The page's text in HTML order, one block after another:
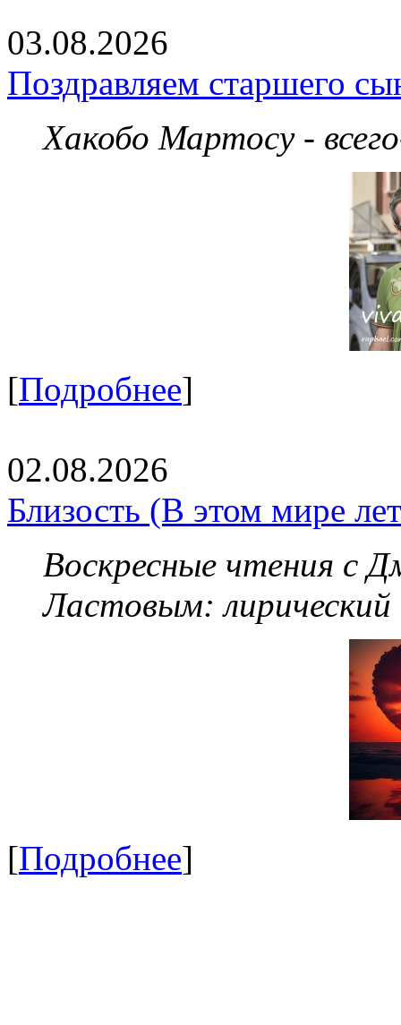
03.08.2026
Поздравляем старшего
Хакобо Мартосу -
[Подробнее]
02.08.2026
Близость (В этом мире
Воскресные чтения с
Ластовым:
[Подробнее]